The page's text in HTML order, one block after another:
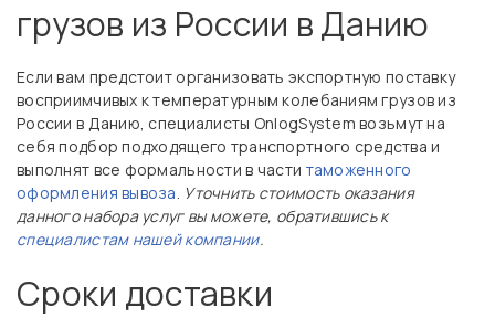
грузов из России в Данию
Если вам предстоит организовать экспортную поставку
восприимчивых к температурным колебаниям грузов из
России в Данию, специалисты OnlogSystem возьмут на
себя подбор подходящего транспортного средства и
выполнят все формальности в части таможенного
оформления вывоза. Уточнить стоимость оказания
данного набора услуг вы можете, обратившись к
специалистам нашей компании.
Сроки доставки